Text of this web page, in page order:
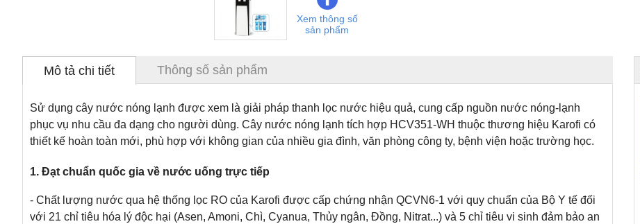
Xem thông số
sản phẩm
Mô tả chi tiết Thông số sản phẩm
Sử dụng cây nước nóng lạnh được xem là giải pháp thanh lọc nước hiệu quả, cung cấp nguồn nước nóng-lạnh
phục vụ nhu cầu đa dạng cho người dùng. Cây nước nóng lạnh tích hợp HCV351-WH thuộc thương hiệu Karofi có
thiết kế hoàn toàn mới, phù hợp với không gian của nhiều gia đình, văn phòng công ty, bệnh viện hoặc trường học.
1. Đạt chuẩn quốc gia về nước uống trực tiếp
- Chất lượng nước qua hệ thống lọc RO của Karofi được cấp chứng nhận QCVN6-1 với quy chuẩn của Bộ Y tế đối
với 21 chỉ tiêu hóa lý độc hại (Asen, Amoni, Chì, Cyanua, Thủy ngân, Đồng, Nitrat...) và 5 chỉ tiêu vi sinh đảm bảo an